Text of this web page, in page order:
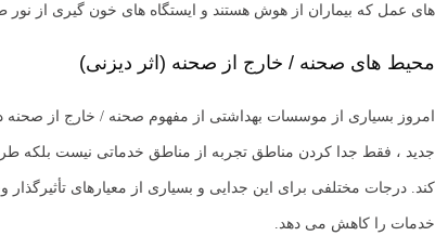
های عمل که بیماران از هوش هستند و ایستگاه های خون گیری از
محیط های صحنه / خارج از صحنه (اثر دیزنی)
امروز بسیاری از موسسات بهداشتی از مفهوم صحنه / خارج از
جدید ، فقط جدا کردن مناطق تجربه از مناطق خدماتی نیست بلکه
کند. درجات مختلفی برای این جدایی و بسیاری از معیارهای
خدمات را کاهش می دهد.